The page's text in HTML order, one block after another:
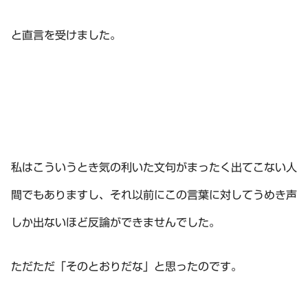
と直言を受けました。
私はこういうとき気の利いた文句がまったく出てこない人
間でもありますし、それ以前にこの言葉に対してうめき声
しか出ないほど反論ができませんでした。
ただただ「そのとおりだな」と思ったのです。